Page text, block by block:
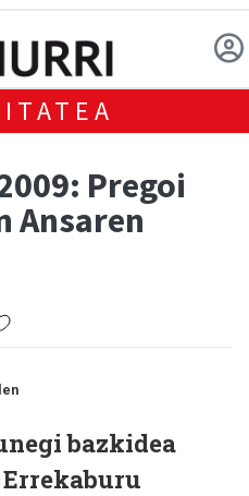
Pregoi
Ansaren
bazkidea